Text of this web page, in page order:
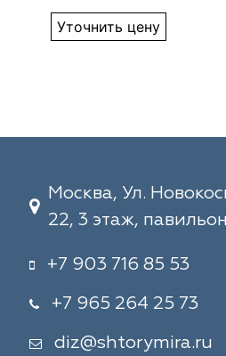
Уточнить цену
Москва, Ул.
22, 3 этаж,
+7 903 716 85 53
+7 965 264 25 73
diz@shtorymira.ru